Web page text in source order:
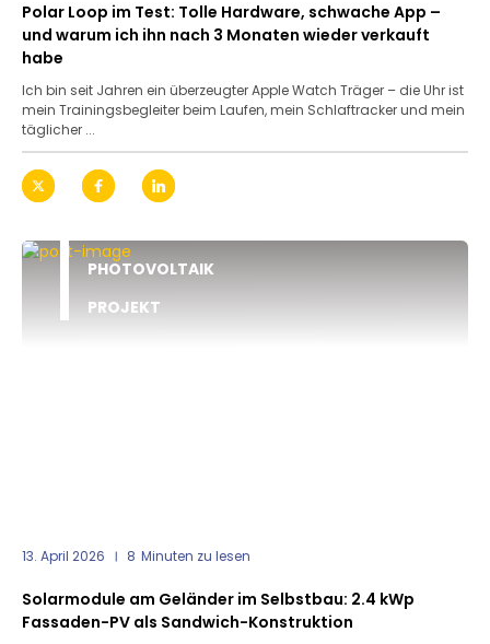
Polar Loop im Test: Tolle Hardware, schwache App –
und warum ich ihn nach 3 Monaten wieder verkauft
habe
Ich bin seit Jahren ein überzeugter Apple Watch Träger – die Uhr ist
mein Trainingsbegleiter beim Laufen, mein Schlaftracker und mein
täglicher ...
PHOTOVOLTAIK
PROJEKT
13. April 2026 8 Minuten zu lesen
Solarmodule am Geländer im Selbstbau: 2.4 kWp
Fassaden-PV als Sandwich-Konstruktion